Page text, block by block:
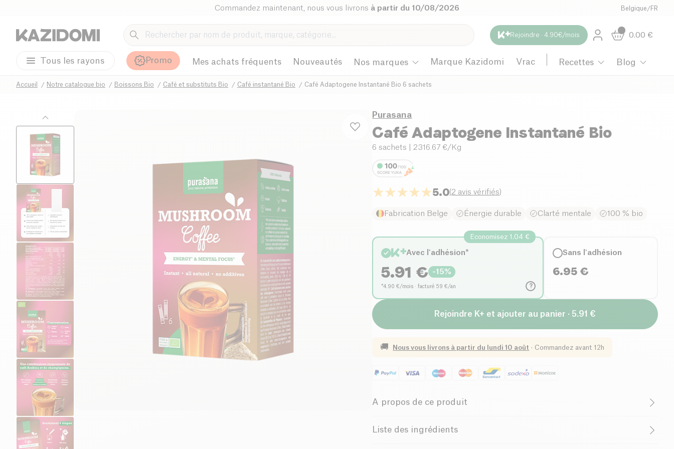
Commandez maintenant, nous vous livrons à partir du 10/08/2026 Belgique /FR
Rejoindre · 4.90€/mois 0.00 €
Tous les rayons Promo Mes achats fréquents Nouveautés Nos marques Marque Kazidomi Vrac Recettes Blog
Accueil Notre catalogue bio Boissons Bio Café et substituts Bio Café instantané Bio Café Adaptogene Instantané Bio 6 sachets
Purasana
Café Adaptogene Instantané Bio
6 sachets | 2316.67 €/Kg
5.0(2 avis vérifiés)
Fabrication Belge Énergie durable Clarté mentale 100 % bio
?
Economisez 1.04 €
Avec l'adhésion*
5.91 € -15%
*4.90 €/mois · facturé 59 €/an
Sans l'adhésion
6.95 €
Rejoindre K+ et ajouter au panier · 5.91 €
🚚 Nous vous livrons à partir du lundi 10 août · Commandez avant 12h
A propos de ce produit
Vegan Sans gluten (ingrédients) Sans lactose (ingrédients)
Liste des ingrédients